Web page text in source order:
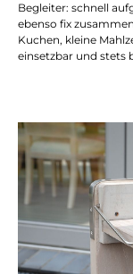
Begleiter: schnell
ebenso fix
Kuchen, kleine
einsetzbar und stets